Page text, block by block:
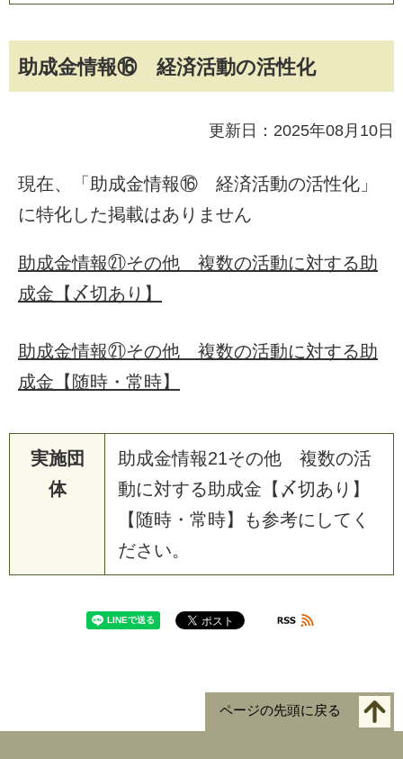
助成金情報⑯ 経済活動の活性化
更新日：2025年08月10日
現在、「助成金情報⑯ 経済活動の活性化」
に特化した掲載はありません
助成金情報㉑その他 複数の活動に対する助
成金【〆切あり】
助成金情報㉑その他 複数の活動に対する助
成金【随時・常時】
実施団
体
助成金情報21その他 複数の活
動に対する助成金【〆切あり】
【随時・常時】も参考にしてく
ださい。
ページの先頭に戻る